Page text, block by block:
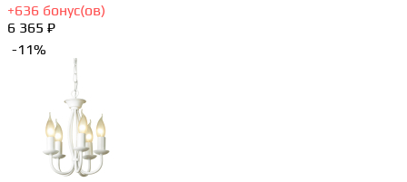
+636 бонус(ов)
6 365 ₽
-11%